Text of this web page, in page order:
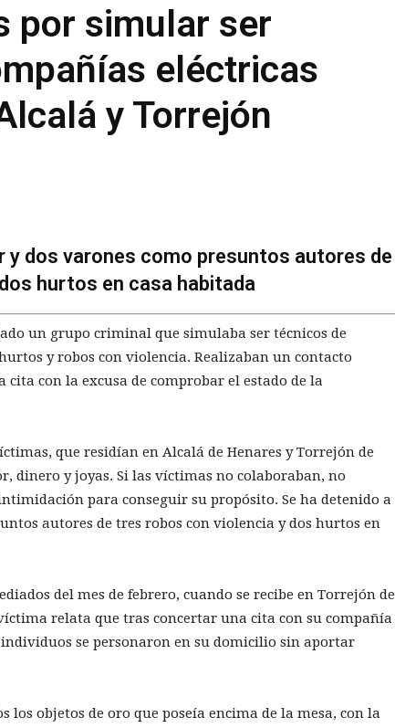
por simular ser
eléctricas
y Torrejón
y dos varones como presuntos autores de
hurtos en casa habitada
un grupo criminal que simulaba ser técnicos de
y robos con violencia. Realizaban un contacto
con la excusa de comprobar el estado de la
que residían en Alcalá de Henares y Torrejón de
dinero y joyas. Si las víctimas no colaboraban, no
para conseguir su propósito. Se ha detenido a
autores de tres robos con violencia y dos hurtos en
del mes de febrero, cuando se recibe en Torrejón de
relata que tras concertar una cita con su compañía
se personaron en su domicilio sin aportar
los objetos de oro que poseía encima de la mesa, con la